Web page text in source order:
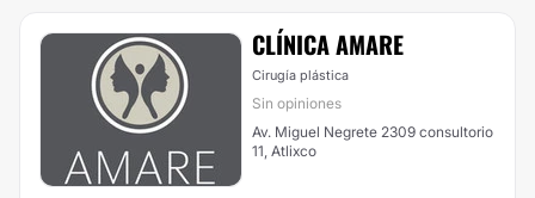
CLÍNICA AMARE
Cirugía plástica
Sin opiniones
Av. Miguel Negrete 2309 consultorio
11, Atlixco